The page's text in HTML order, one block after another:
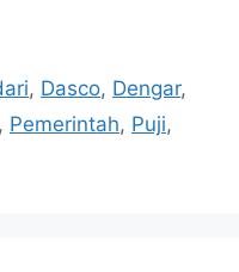
, Dasco, Dengar,
, Pemerintah, Puji,